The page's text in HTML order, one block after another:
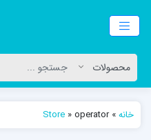
خانه»
Store »operator